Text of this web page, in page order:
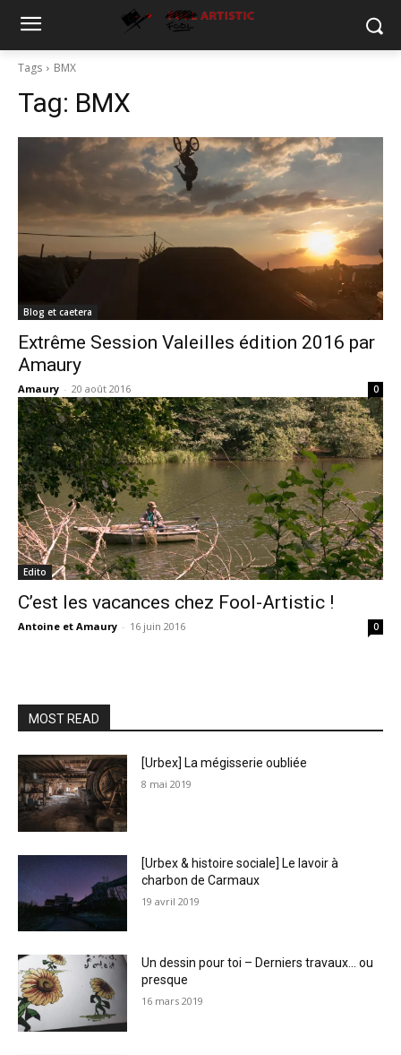
Tags BMX
Tag: BMX
Blog et caetera
Extrême Session Valeilles édition 2016 par
Amaury
Amaury - 20 août 2016 0
Edito
C’est les vacances chez Fool-Artistic !
Antoine et Amaury - 16 juin 2016 0
MOST READ
[Urbex] La mégisserie oubliée
8 mai 2019
[Urbex & histoire sociale] Le lavoir à
charbon de Carmaux
19 avril 2019
Un dessin pour toi – Derniers travaux… ou
presque
16 mars 2019